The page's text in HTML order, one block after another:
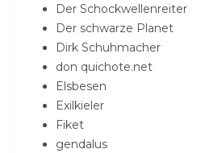
Der Schockwellenreiter
Der schwarze Planet
Dirk Schuhmacher
don quichote.net
Elsbesen
Exilkieler
Fiket
gendalus